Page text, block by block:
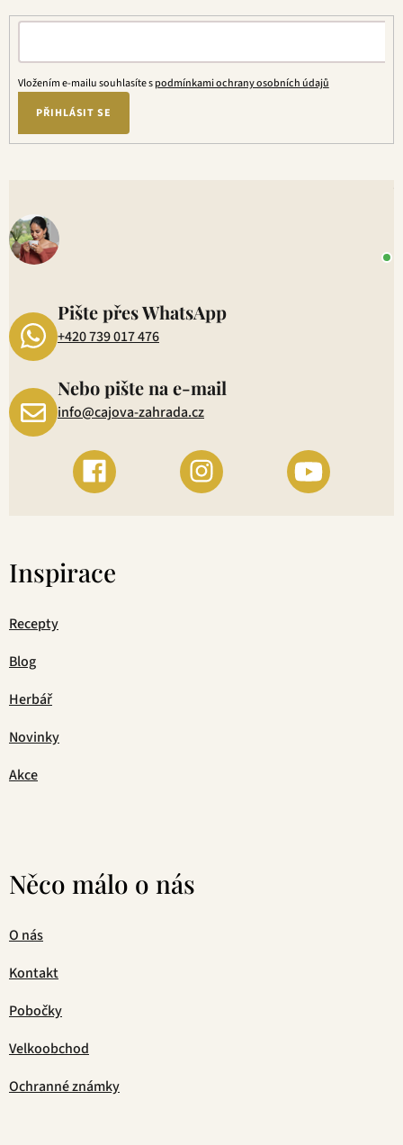
Vložením e-mailu souhlasíte spodmínkami ochrany osobních údajů
PŘIHLÁSIT SE
Pište přes WhatsApp
+420 739 017 476
Nebo pište na e-mail
info@cajova-zahrada.cz
Inspirace
Recepty
Blog
Herbář
Novinky
Akce
Něco málo o nás
O nás
Kontakt
Pobočky
Velkoobchod
Ochranné známky